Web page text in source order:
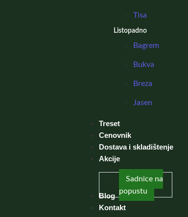
Tisa
Listopadno
Bagrem
Bukva
Breza
Jasen
Treset
Cenovnik
Dostava i skladištenje
Akcije
Sadnice na
popustu
Blog
Kontakt